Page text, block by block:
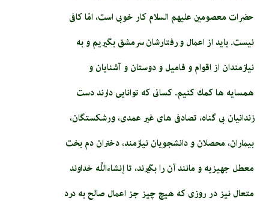
حضرات معصومين عليهم السلام كار خوبى است، امّا كافى
نيست. بايد از اعمال و رفتارشان سرمشق بگيريم و به
نيازمندان از اقوام و فاميل و دوستان و آشنايان و
همسايه‏ ها كمك كنيم. كسانى كه توانايى دارند دست
زندانيان بى‏ گناه، تصادفى ‏هاى غير عمدى، ورشكستگان،
بيماران، محصلان و دانشجويان نيازمند، دختران دم بخت
معطل جهيزيه و مانند آن را بگيرند، تا إن‏شاءاللَّه خداوند
متعال نيز در روزى كه هيچ چيز جز اعمال صالح به درد